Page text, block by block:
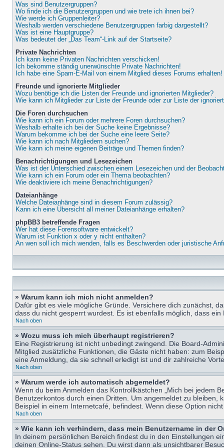
Was sind Benutzergruppen?
Wo finde ich die Benutzergruppen und wie trete ich ihnen bei?
Wie werde ich Gruppenleiter?
Weshalb werden verschiedene Benutzergruppen farbig dargestellt?
Was ist eine Hauptgruppe?
Was bedeutet der „Das Team“-Link auf der Startseite?
Private Nachrichten
Ich kann keine Privaten Nachrichten verschicken!
Ich bekomme ständig unerwünschte Private Nachrichten!
Ich habe eine Spam-E-Mail von einem Mitglied dieses Forums erhalten!
Freunde und ignorierte Mitglieder
Wozu benötige ich die Listen der Freunde und ignorierten Mitglieder?
Wie kann ich Mitglieder zur Liste der Freunde oder zur Liste der
Die Foren durchsuchen
Wie kann ich ein Forum oder mehrere Foren durchsuchen?
Weshalb erhalte ich bei der Suche keine Ergebnisse?
Warum bekomme ich bei der Suche eine leere Seite?
Wie kann ich nach Mitgliedern suchen?
Wie kann ich meine eigenen Beiträge und Themen finden?
Benachrichtigungen und Lesezeichen
Was ist der Unterschied zwischen einem Lesezeichen und der
Wie kann ich ein Forum oder ein Thema beobachten?
Wie deaktiviere ich meine Benachrichtigungen?
Dateianhänge
Welche Dateianhänge sind in diesem Forum zulässig?
Kann ich eine Übersicht all meiner Dateianhänge erhalten?
phpBB3 betreffende Fragen
Wer hat diese Forensoftware entwickelt?
Warum ist Funktion x oder y nicht enthalten?
An wen soll ich mich wenden, falls es Beschwerden oder juristische
» Warum kann ich mich nicht anmelden?
Dafür gibt es viele mögliche Gründe. Versichere dich zunächst,
dass du nicht gesperrt wurdest. Es ist ebenfalls möglich, dass
Nach oben
» Wozu muss ich mich überhaupt registrieren?
Eine Registrierung ist nicht unbedingt zwingend. Die Board-
Mitglied zusätzliche Funktionen, die Gäste nicht haben: zum
eine Anmeldung, da sie schnell erledigt ist und dir zahlreiche
Nach oben
» Warum werde ich automatisch abgemeldet?
Wenn du beim Anmelden das Kontrollkästchen „Mich bei jedem
Benutzerkontos durch einen Dritten. Um angemeldet zu bleiben,
Beispiel in einem Internetcafé, befindest. Wenn diese Option
Nach oben
» Wie kann ich verhindern, dass mein Benutzername in der
In deinem persönlichen Bereich findest du in den Einstellungen
deinen Online-Status sehen. Du wirst dann als unsichtbarer